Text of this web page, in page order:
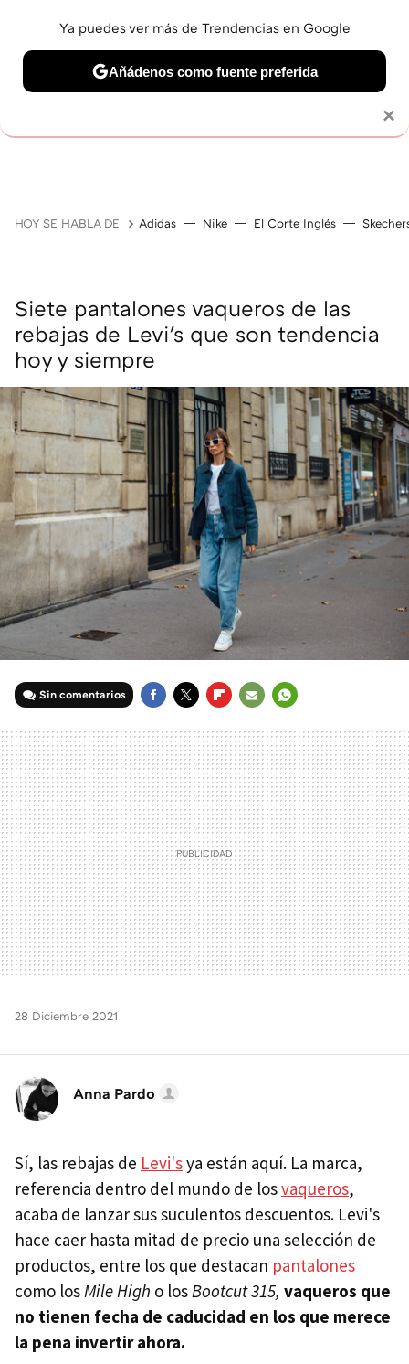
OFERTAS EN
HOY SE HABLA DE Adidas Nike El Corte Inglés
Siete pantalones vaqueros de las
rebajas de Levi's que son tendencia
hoy y siempre
Sin comentarios
MAIL
28 Diciembre 2021
Anna Pardo
Sí, las rebajas de Levi'sya están aquí. La marca,
referencia dentro del mundo de losvaqueros,
acaba de lanzar sus suculentos descuentos. Levi's
hace caer hasta mitad de precio una selección de
productos, entre los que destacan pantalones
como los Mile High o los Bootcut 315, vaqueros que
no tienen fecha de caducidad en los que merece
la pena invertir ahora.
×
Ya puedes ver más de Trendencias en Google
Añádenos como fuente preferida